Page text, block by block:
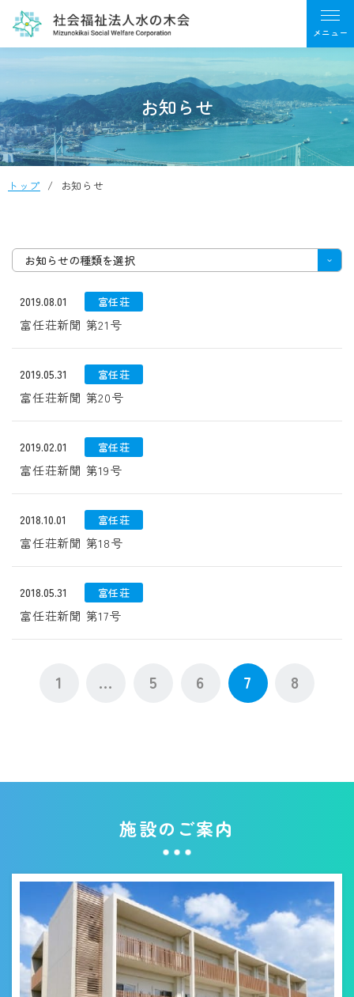
お知らせ
トップ お知らせ
お知らせの種類を選択
2019.08.01 富任荘
富任荘新聞 第21号
2019.05.31 富任荘
富任荘新聞 第20号
2019.02.01 富任荘
富任荘新聞 第19号
2018.10.01 富任荘
富任荘新聞 第18号
2018.05.31 富任荘
富任荘新聞 第17号
1 ... 5 6 7 8
施設のご案内